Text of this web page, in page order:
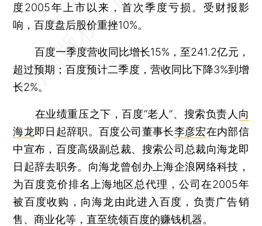
度2005年上市以来，首次季度亏损。受财报影
响，百度盘后股价重挫10%。
百度一季度营收同比增长15%，至241.2亿元，
超过预期；百度预计二季度，营收同比下降3%到增
长2%。
在业绩重压之下，百度“老人”、搜索负责人 向
海龙即日起辞职。百度公司董事长李彦宏在内部信
中宣布，百度高级副总裁、搜索公司总裁向海龙即
日起辞去职务。向海龙曾创办上海企浪网络科技，
为百度竞价排名上海地区总代理，公司在2005年
被百度收购，向海龙由此进入百度，负责广告销
售、商业化等，直至统领百度的赚钱机器。